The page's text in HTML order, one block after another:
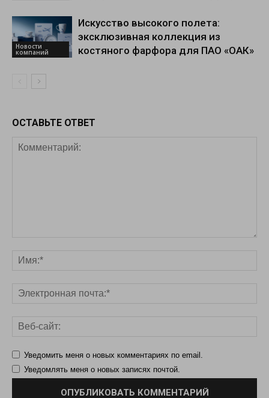
Новости
компаний
Искусство высокого полета:
эксклюзивная коллекция из
костяного фарфора для ПАО «ОАК»
ОСТАВЬТЕ ОТВЕТ
Уведомить меня о новых комментариях по email.
Уведомлять меня о новых записях почтой.